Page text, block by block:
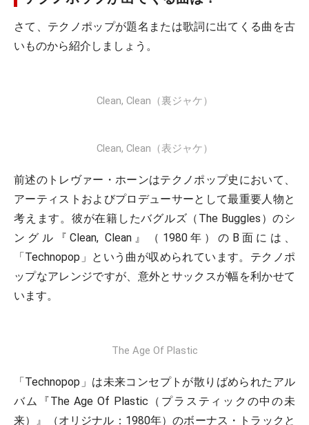
さて、テクノポップが題名または歌詞に出てくる曲を古
いものから紹介しましょう。
Clean, Clean（裏ジャケ）
Clean, Clean（表ジャケ）
前述のトレヴァー・ホーンはテクノポップ史において、
アーティストおよびプロデューサーとして最重要人物と
考えます。彼が在籍したバグルズ（The Buggles）のシ
ングル『Clean, Clean』（1980年）のB面には、
「Technopop」という曲が収められています。テクノポ
ップなアレンジですが、意外とサックスが幅を利かせて
います。
The Age Of Plastic
「Technopop」は未来コンセプトが散りばめられたアル
バム『The Age Of Plastic（プラスティックの中の未
来）』（オリジナル：1980年）のボーナス・トラックと